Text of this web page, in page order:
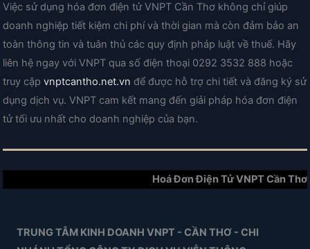
Việc sử dụng hóa đơn điện tử VNPT Cần Thơ không chỉ giúp
doanh nghiệp tiết kiệm chi phí và thời gian mà còn đảm bảo an
toàn thông tin và tuân thủ các quy định pháp luật về thuế. Hãy
liên hệ ngay với VNPT qua số điện thoại 0292 3532 888 hoặc
truy cập vnptcantho.net.vn để được hỗ trợ chi tiết và đăng ký sử
dụng dịch vụ. VNPT cam kết mang đến giải pháp hóa đơn điện
tử tối ưu nhất cho doanh nghiệp của bạn.
Hoá Đơn Điện Tử VNPT Cần Thơ
TRUNG TÂM KINH DOANH VNPT - CẦN THƠ - CHI